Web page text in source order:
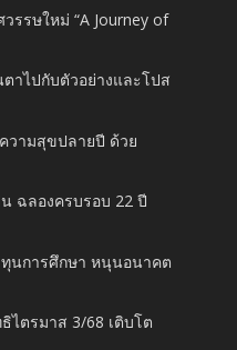
รรษใหม่ “A Journey of
าไปกับตัวอย่างและโปส
วามสุขปลายปี ด้วย
ฉลองครบรอบ 22 ปี
นการศึกษา หนุนอนาคต
ไตรมาส 3/68 เติบโต